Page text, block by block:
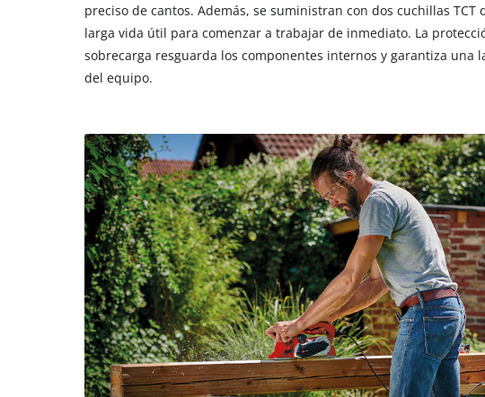
preciso de cantos. Además, se suministran con dos cuchillas TCT
larga vida útil para comenzar a trabajar de inmediato. La
sobrecarga resguarda los componentes internos y garantiza una
del equipo.